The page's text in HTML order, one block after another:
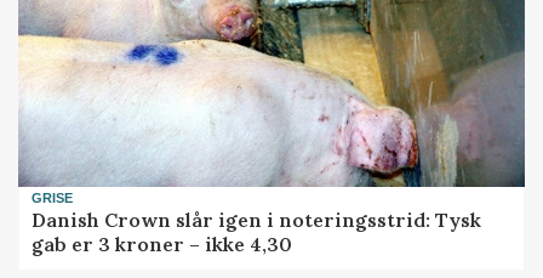
GRISE
Danish Crown slår igen i noteringsstrid: Tysk
gab er 3 kroner – ikke 4,30